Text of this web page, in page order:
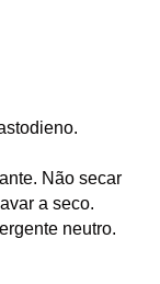
Não secar
a seco.
neutro.